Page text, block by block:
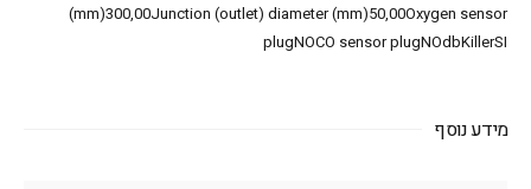
(mm)300,00Junction (outlet) diameter (mm)50,00Oxygen sensor
plugNOCO sensor plugNOdbKillerSI
מידע נוסף